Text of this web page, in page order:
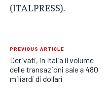
(ITALPRESS).
PREVIOUS ARTICLE
Derivati, in Italia il volume
delle transazioni sale a 480
miliardi di dollari